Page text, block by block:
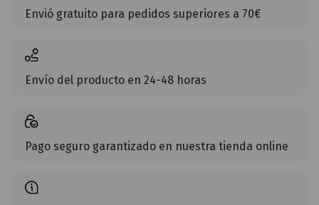
Envió gratuito para pedidos superiores a 70€
Envío del producto en 24-48 horas
Pago seguro garantizado en nuestra tienda online